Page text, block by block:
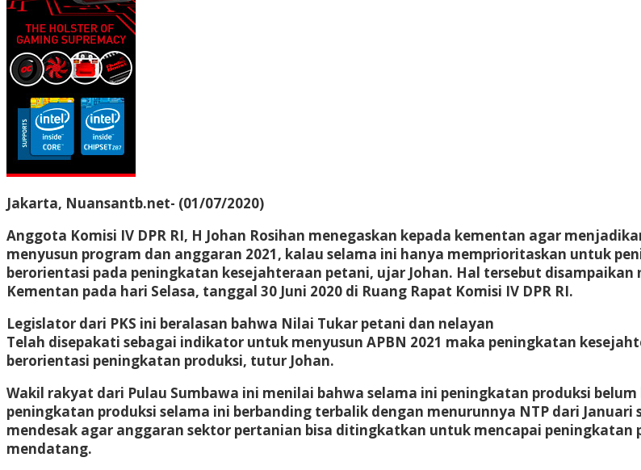
Jakarta, Nuansantb.net- (01/07/2020)
Anggota Komisi IV DPR RI, H Johan Rosihan menegaskan kepada kementan agar
menyusun program dan anggaran 2021, kalau selama ini hanya memprioritaskan untuk
berorientasi pada peningkatan kesejahteraan petani, ujar Johan. Hal tersebut
Kementan pada hari Selasa, tanggal 30 Juni 2020 di Ruang Rapat Komisi IV DPR RI.
Legislator dari PKS ini beralasan bahwa Nilai Tukar petani dan nelayan
Telah disepakati sebagai indikator untuk menyusun APBN 2021 maka peningkatan
berorientasi peningkatan produksi, tutur Johan.
Wakil rakyat dari Pulau Sumbawa ini menilai bahwa selama ini peningkatan produksi
peningkatan produksi selama ini berbanding terbalik dengan menurunnya NTP dari Januari
mendesak agar anggaran sektor pertanian bisa ditingkatkan untuk mencapai peningkatan
mendatang.